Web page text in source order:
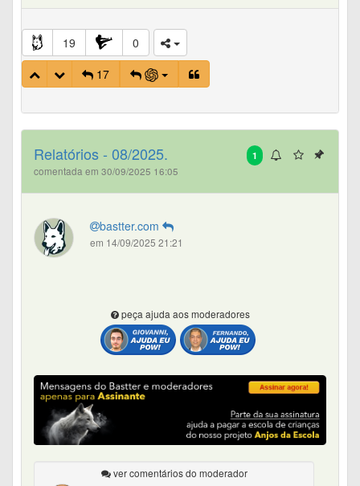
Ver mais
19
0
17
1
Relatórios - 08/2025.
comentada em 30/09/2025 16:05
bastter.com
em 14/09/2025 21:21
peça ajuda aos moderadores
ver comentários do moderador